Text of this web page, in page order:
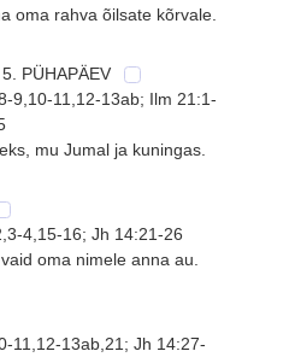
oma rahva õilsate kõrvale.
PÜHAPÄEV
9,10-11,12-13ab; Ilm 21:1-
mu Jumal ja kuningas.
4,15-16; Jh 14:21-26
oma nimele anna au.
11,12-13ab,21; Jh 14:27-